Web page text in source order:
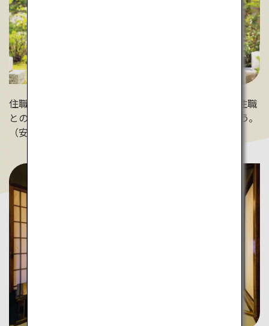
住職が温かく迎えてくれます。説法や地域の歴史など住職
との話はかけがえのない旅の思い出になることでしょう。
（安芸国分寺）